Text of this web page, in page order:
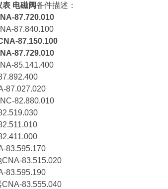
电磁阀备件描述：
87.720.010
87.840.100
87.150.100
87.729.010
85.141.400
87.027.020
82.880.010
83.595.170
83.515.020
83.595.190
83.555.040